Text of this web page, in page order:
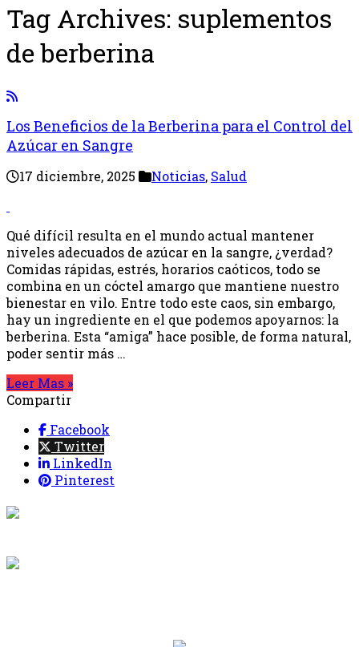
Tag Archives: suplementos
de berberina
Los Beneficios de la Berberina para el Control del
Azúcar en Sangre
17 diciembre, 2025 Noticias, Salud
Qué difícil resulta en el mundo actual mantener
niveles adecuados de azúcar en la sangre, ¿verdad?
Comidas rápidas, estrés, horarios caóticos, todo se
combina en un cóctel amargo que mantiene nuestro
bienestar en vilo. Entre todo este caos, sin embargo,
hay un ingrediente en el que podemos apoyarnos: la
berberina. Esta “amiga” hace posible, de forma natural,
poder sentir más …
Leer Mas »
Compartir
Facebook
Twitter
LinkedIn
Pinterest